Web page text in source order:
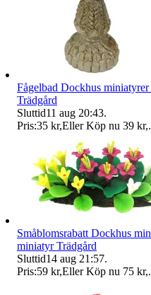
Fågelbad Dockhus
Trädgård
Sluttid11 aug 20:43.
Pris:35 kr,Eller Köp nu 39 kr,.
Småblomsrabatt Dockhus
miniatyr Trädgård
Sluttid14 aug 21:57.
Pris:59 kr,Eller Köp nu 75 kr,.